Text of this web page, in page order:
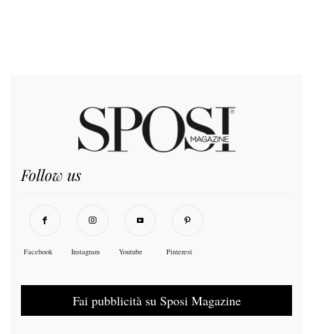
Follow us
Facebook Instagram Youtube Pinterest
Fai pubblicità su Sposi Magazine